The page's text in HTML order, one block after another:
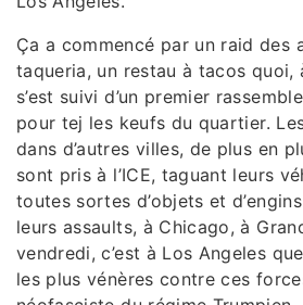
Ça a commencé par un raid des
taqueria, un restau à tacos quoi,
s’est suivi d’un premier
pour tej les keufs du quartier.
dans d’autres villes, de plus en
sont pris à l’ICE, taguant leurs
toutes sortes d’objets et
leurs assaults, à Chicago, à
vendredi, c’est à Los Angeles
les plus vénères contre ces